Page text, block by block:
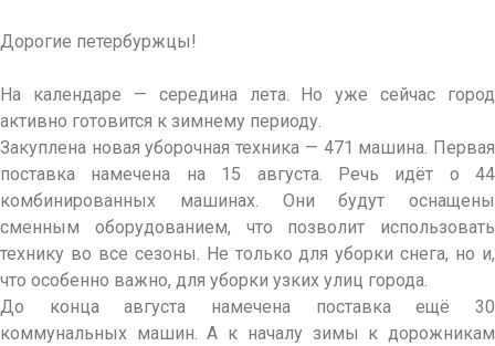
Дорогие петербуржцы!
На календаре — середина лета. Но уже сейчас город
активно готовится к зимнему периоду.
Закуплена новая уборочная техника — 471 машина. Первая
поставка намечена на 15 августа. Речь идёт о 44
комбинированных машинах. Они будут оснащены
сменным оборудованием, что позволит использовать
технику во все сезоны. Не только для уборки снега, но и,
что особенно важно, для уборки узких улиц города.
До конца августа намечена поставка ещё 30
коммунальных машин. А к началу зимы к дорожникам